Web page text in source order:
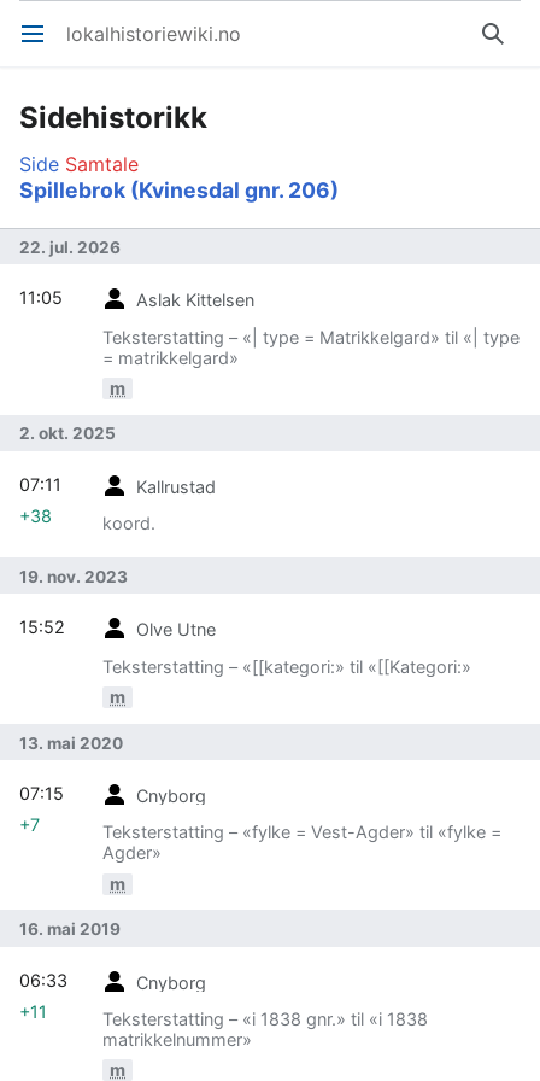
Åpne hovedmenyen lokalhistoriewiki.no Søk
Sidehistorikk
Side Samtale
Spillebrok (Kvinesdal gnr. 206)
22. jul. 2026
Aslak Kittelsen
Teksterstatting – «| type = Matrikkelgard» til «| type
= matrikkelgard»
m
11:05
2. okt. 2025
Kallrustad
koord.
07:11
+38
19. nov. 2023
Olve Utne
Teksterstatting – «[[kategori:» til «[[Kategori:»
m
15:52
13. mai 2020
Cnyborg
Teksterstatting – «fylke = Vest-Agder» til «fylke =
Agder»
m
07:15
+7
16. mai 2019
Cnyborg
Teksterstatting – «i 1838 gnr.» til «i 1838
matrikkelnummer»
m
06:33
+11